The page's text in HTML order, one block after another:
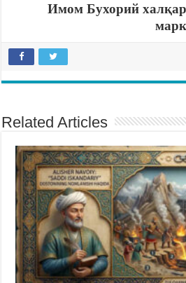
Имом Бухорий
Related Articles